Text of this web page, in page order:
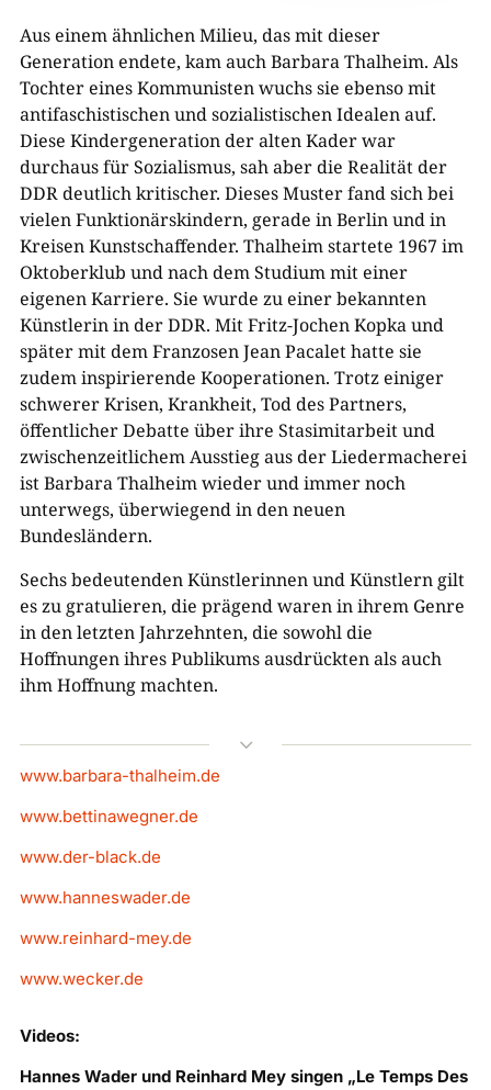
Aus einem ähnlichen Milieu, das mit dieser
Generation endete, kam auch Barbara Thalheim. Als
Tochter eines Kommunisten wuchs sie ebenso mit
antifaschistischen und sozialistischen Idealen auf.
Diese Kindergeneration der alten Kader war
durchaus für Sozialismus, sah aber die Realität der
DDR deutlich kritischer. Dieses Muster fand sich bei
vielen Funktionärskindern, gerade in Berlin und in
Kreisen Kunstschaffender. Thalheim startete 1967 im
Oktoberklub und nach dem Studium mit einer
eigenen Karriere. Sie wurde zu einer bekannten
Künstlerin in der DDR. Mit Fritz-Jochen Kopka und
später mit dem Franzosen Jean Pacalet hatte sie
zudem inspirierende Kooperationen. Trotz einiger
schwerer Krisen, Krankheit, Tod des Partners,
öffentlicher Debatte über ihre Stasimitarbeit und
zwischenzeitlichem Ausstieg aus der Liedermacherei
ist Barbara Thalheim wieder und immer noch
unterwegs, überwiegend in den neuen
Bundesländern.
Sechs bedeutenden Künstlerinnen und Künstlern gilt
es zu gratulieren, die prägend waren in ihrem Genre
in den letzten Jahrzehnten, die sowohl die
Hoffnungen ihres Publikums ausdrückten als auch
ihm Hoffnung machten.
3
www.barbara-thalheim.de
www.bettinawegner.de
www.der-black.de
www.hanneswader.de
www.reinhard-mey.de
www.wecker.de
Videos:
Hannes Wader und Reinhard Mey singen „Le Temps Des